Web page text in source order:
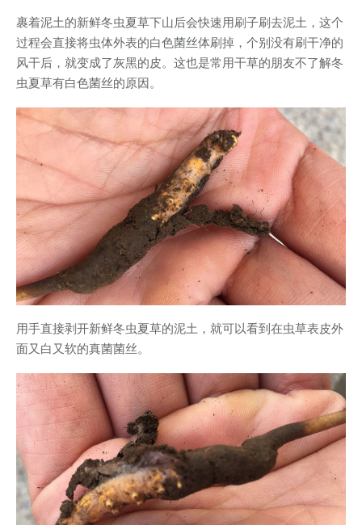
裹着泥土的新鲜冬虫夏草下山后会快速用刷子刷去泥土，这个
过程会直接将虫体外表的白色菌丝体刷掉，个别没有刷干净的
风干后，就变成了灰黑的皮。这也是常用干草的朋友不了解冬
虫夏草有白色菌丝的原因。
用手直接剥开新鲜冬虫夏草的泥土，就可以看到在虫草表皮外
面又白又软的真菌菌丝。